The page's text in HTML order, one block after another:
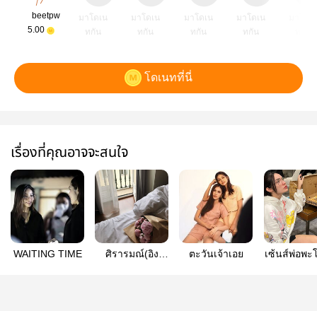
beetpw
5.00
มาโดเน
ทกัน
มาโดเน
ทกัน
มาโดเน
ทกัน
มาโดเน
ทกัน
โดเนทที่นี่
เรื่องที่คุณอาจจะสนใจ
WAITING TIME
ศิรารมณ์(อิง
ตะวันเจ้าเอย
เซ้นส์พ่อพะ